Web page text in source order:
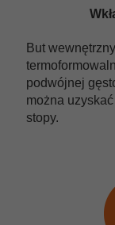
But
podwójnej
można
stopy.